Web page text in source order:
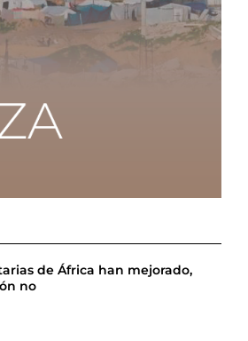
de África han mejorado,
no